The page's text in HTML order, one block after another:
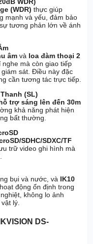
WDR)
(WDR) thực giúp
mạnh và yếu, đảm bảo
tương phản lớn về ánh
âm và loa đàm thoại 2
mà còn giao tiếp
sát. Điều này đặc
cần tương tác trực tiếp.
(SL)
trợ sáng lên đến 30m
khả năng phát hiện
bất thường.
SDHC/SDXC/TF
trữ video ghi hình mà
bụi và nước, và IK10
động ổn định trong
không lo ảnh
lý.
DS-